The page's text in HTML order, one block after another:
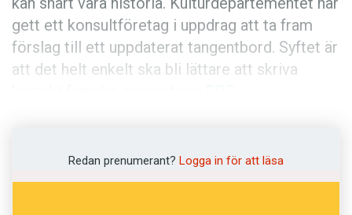
Press
gett ett konsultföretag i uppdrag att ta fram
förslag till ett uppdaterat tangentbord. Syftet är
att det helt enkelt ska bli lättare att skriva
skribenter i ett århundrade. Vanliga källor till
irritation är att två tangenter behövs för att
Redan prenumerant? Logga in för att läsa